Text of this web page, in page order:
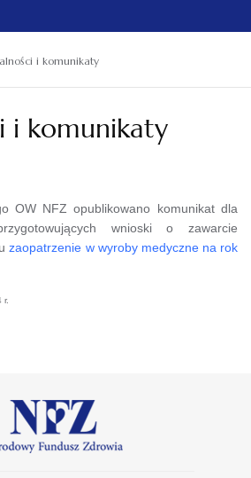
i komunikaty
i komunikaty
OW NFZ opublikowano komunikat dla
wnioski o zawarcie
zaopatrzenie w wyroby medyczne na rok
r.